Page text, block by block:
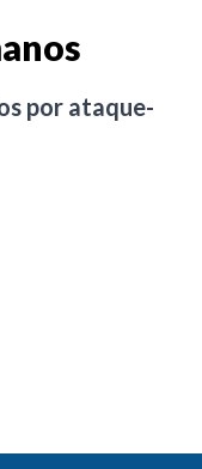
por ataque-